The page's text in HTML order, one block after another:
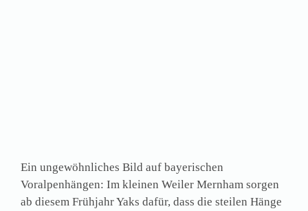
Ein ungewöhnliches Bild auf bayerischen
Voralpenhängen: Im kleinen Weiler Mernham sorgen
ab diesem Frühjahr Yaks dafür, dass die steilen Hänge